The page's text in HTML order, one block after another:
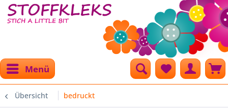
Menü
Übersicht bedruckt